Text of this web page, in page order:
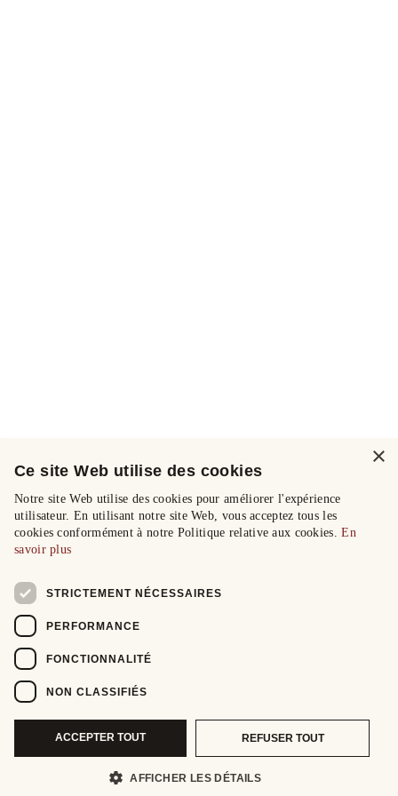
×
Ce site Web utilise des cookies
Notre site Web utilise des cookies pour améliorer l'expérience
utilisateur. En utilisant notre site Web, vous acceptez tous les
cookies conformément à notre Politique relative aux cookies.En
savoir plus
STRICTEMENT NÉCESSAIRES
PERFORMANCE
FONCTIONNALITÉ
NON CLASSIFIÉS
ACCEPTER TOUT REFUSER TOUT
AFFICHER LES DÉTAILS